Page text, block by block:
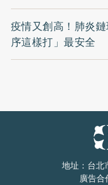
疫情又創高！肺炎
序這樣打」最安全
地址：台北
廣告合